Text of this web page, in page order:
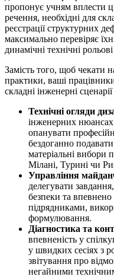
пропонує учням вплести
речення, необхідні для
реєстрації структурних
максимально перевіряє
динамічні технічні
Замість того, щоб чекати
практики, ваші
складні інженерні
Технічні огляди
інженерних
опанувати
бездоганно
матеріальні вибори
Мілані, Турині чи
Управління
делегувати
безпеки та
підрядниками,
формулювання.
Діагностика та
впевненість у
у швидких сесіях з
звітування про
негайними